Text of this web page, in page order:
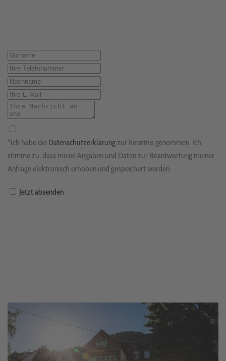
*Ich habe die Datenschutzerklärungzur Kenntnis genommen. Ich
stimme zu, dass meine Angaben und Daten zur Beantwortung meiner
Anfrage elektronisch erhoben und gespeichert werden.
Jetzt absenden